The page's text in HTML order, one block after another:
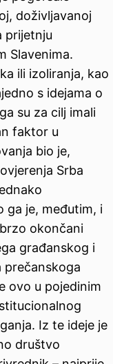
doživljavanoj
prijetnju
Slavenima.
ili izoliranja, kao
s idejama o
su za cilj imali
faktor u
bio je,
Srba
ga je, međutim, i
okončani
građanskog i
prečanskoga
ovo u pojedinim
Iz te ideje je
društvo